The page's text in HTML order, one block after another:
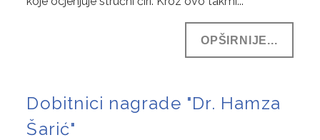
OPŠIRNIJE...
Dobitnici nagrade "Dr. Hamza
Šarić"